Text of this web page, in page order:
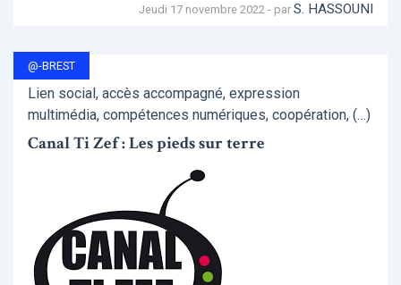
Jeudi 17 novembre 2022 - par S. HASSOUNI
@-BREST
Lien social, accès accompagné, expression
multimédia, compétences numériques, coopération, (…)
Canal Ti Zef : Les pieds sur terre